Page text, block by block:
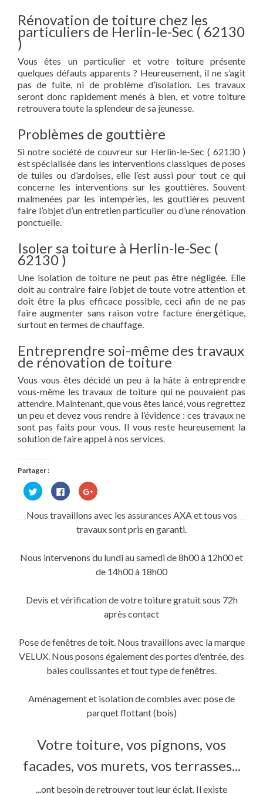
Rénovation de toiture chez les
particuliers de Herlin-le-Sec ( 62130
)
Vous êtes un particulier et votre toiture présente
quelques défauts apparents ? Heureusement, il ne s’agit
pas de fuite, ni de problème d’isolation. Les travaux
seront donc rapidement menés à bien, et votre toiture
retrouvera toute la splendeur de sa jeunesse.
Problèmes de gouttière
Si notre société de couvreur sur Herlin-le-Sec ( 62130 )
est spécialisée dans les interventions classiques de poses
de tuiles ou d’ardoises, elle l’est aussi pour tout ce qui
concerne les interventions sur les gouttières. Souvent
malmenées par les intempéries, les gouttières peuvent
faire l’objet d’un entretien particulier ou d’une rénovation
ponctuelle.
Isoler sa toiture à Herlin-le-Sec (
62130 )
Une isolation de toiture ne peut pas être négligée. Elle
doit au contraire faire l’objet de toute votre attention et
doit être la plus efficace possible, ceci afin de ne pas
faire augmenter sans raison votre facture énergétique,
surtout en termes de chauffage.
Entreprendre soi-même des travaux
de rénovation de toiture
Vous vous êtes décidé un peu à la hâte à entreprendre
vous-même les travaux de toiture qui ne pouvaient pas
attendre. Maintenant, que vous êtes lancé, vous regrettez
un peu et devez vous rendre à l’évidence : ces travaux ne
sont pas faits pour vous. Il vous reste heureusement la
solution de faire appel à nos services.
Partager :
Cliquez
pour
partager
Twitter(ouvre
Cliquez
pour
partager
sur
Facebook(ouvre
dans
une
Cliquez
pour
Google+
dans
fenêtre)
Nous travaillons avec les assurances AXA et tous vos
travaux sont pris en garanti.
Nous intervenons du lundi au samedi de 8h00 à 12h00 et
de 14h00 à 18h00
Devis et vérification de votre toiture gratuit sous 72h
après contact
Pose de fenêtres de toit. Nous travaillons avec la marque
VELUX. Nous posons également des portes d'entrée, des
baies coulissantes et tout type de fenêtres.
Aménagement et isolation de combles avec pose de
parquet flottant (bois)
Votre toiture, vos pignons, vos
facades, vos murets, vos terrasses...
...ont besoin de retrouver tout leur éclat. Il existe